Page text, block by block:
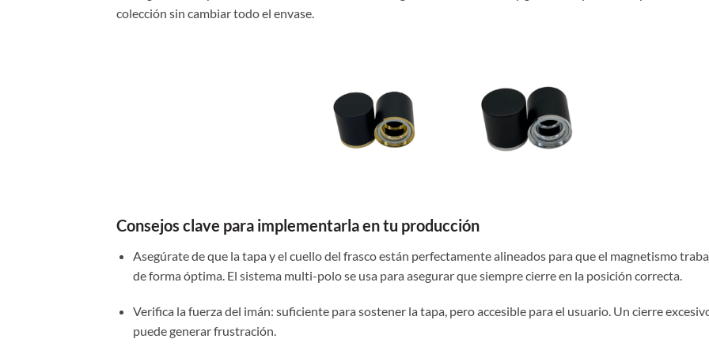
colección sin cambiar todo el envase.
Consejos clave para implementarla en tu producción
Asegúrate de que la tapa y el cuello del frasco están perfectamente alineados para que el magnetismo
de forma óptima. El sistema multi-polo se usa para asegurar que siempre cierre en la posición correcta.
Verifica la fuerza del imán: suficiente para sostener la tapa, pero accesible para el usuario. Un cierre
puede generar frustración.